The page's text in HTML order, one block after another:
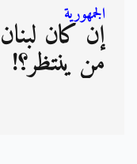
الجمهورية
إن كان
من ينتظر؟!